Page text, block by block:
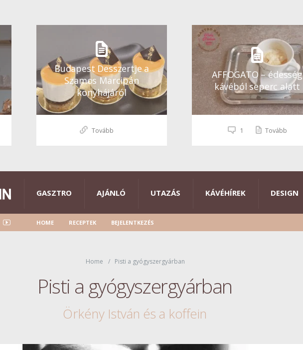
Budapest Desszertje a
Szamos Marcipán
konyhájáról
Tovább
AFFOGATO – édesség
kávéból seperc alatt
1 Tovább
GASZTRO AJÁNLÓ UTAZÁS KÁVÉHÍREK DESIGN
HOME RECEPTEK BEJELENTKEZÉS
Home Pisti a gyógyszergyárban
Pisti a gyógyszergyárban
Örkény István és a koffein